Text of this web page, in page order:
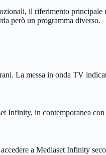
il riferimento principale
però un programma diverso.
La messa in onda TV
Infinity, in contemporanea con
a Mediaset Infinity